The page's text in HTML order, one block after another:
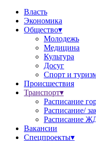
Власть
Экономика
Общество▾
Молодежь
Медицина
Культура
Досуг
Спорт и
Происшествия
Транспорт▾
Расписание
Расписание/
Расписание
Вакансии
Спецпроекты▾